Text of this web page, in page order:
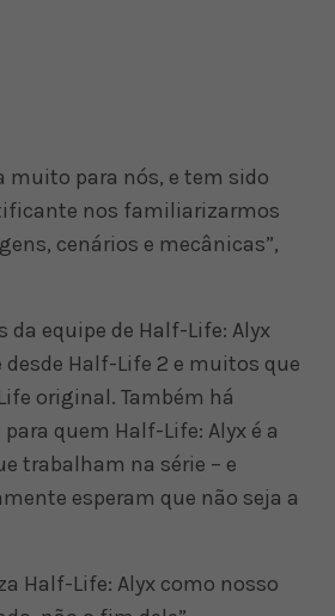
muito para nós, e tem sido
nos familiarizarmos
cenários e mecânicas”,
da equipe de Half-Life: Alyx
desde Half-Life 2 e muitos que
original. Também há
quem Half-Life: Alyx é a
trabalham na série – e
esperam que não seja a
Half-Life: Alyx como nosso